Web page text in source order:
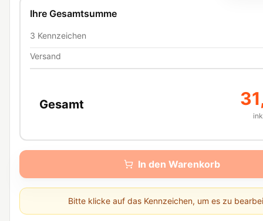
Ihre Gesamtsumme
3 Kennzeichen
Versand
Gesamt
In den Warenkorb
Bitte klicke auf das Kennzeichen, um es zu